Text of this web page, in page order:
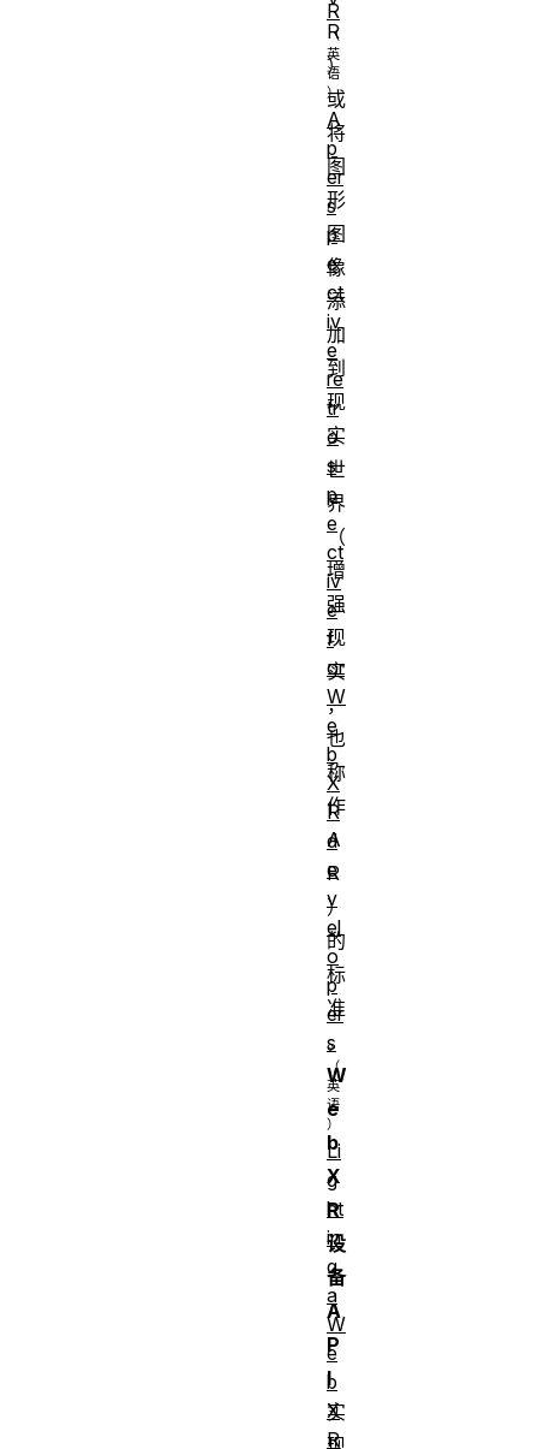
R
）
或
将
图
形
图
像
添
加
到
现
实
世
界
（
增
强
现
实
，
也
称
作
A
R
）
的
标
准
。
W
e
b
X
R
设
备
A
P
I
实
R
A
p
er
s
p
e
ct
iv
e
re
tr
o
s
p
e
ct
iv
e
f
or
W
e
b
X
R
d
e
v
el
o
p
er
s
Li
g
ht
in
g
a
W
e
b
X
R